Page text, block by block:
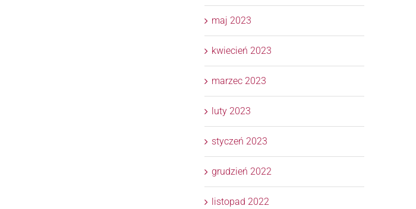
maj 2023
kwiecień 2023
marzec 2023
luty 2023
styczeń 2023
grudzień 2022
listopad 2022